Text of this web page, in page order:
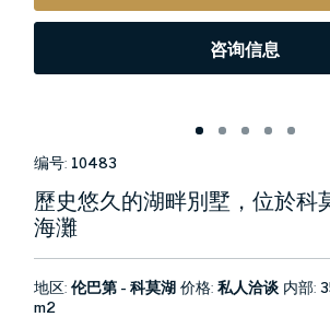
咨询信息
编号: 10483
歷史悠久的湖畔別墅，位於科
海灘
地区:伦巴第 - 科莫湖价格:私人洽谈 内部:
m2